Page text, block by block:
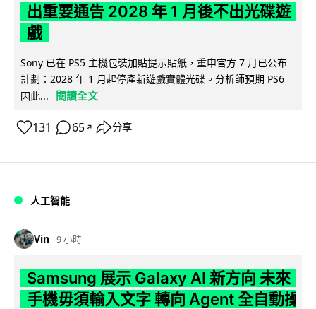
出重要通告 2028 年 1 月後不出光碟遊
戲
Sony 已在 PS5 主機包裝加貼提示貼紙，重申官方 7 月已公布
計劃：2028 年 1 月起停產新遊戲實體光碟。分析師預期 PS6
因此...
閱讀全文
131 65 ↗ 分享
人工智能
Vin 9 小時
Samsung 展示 Galaxy AI 新方向 未來
手機毋須輸入文字 轉向 Agent 全自動操